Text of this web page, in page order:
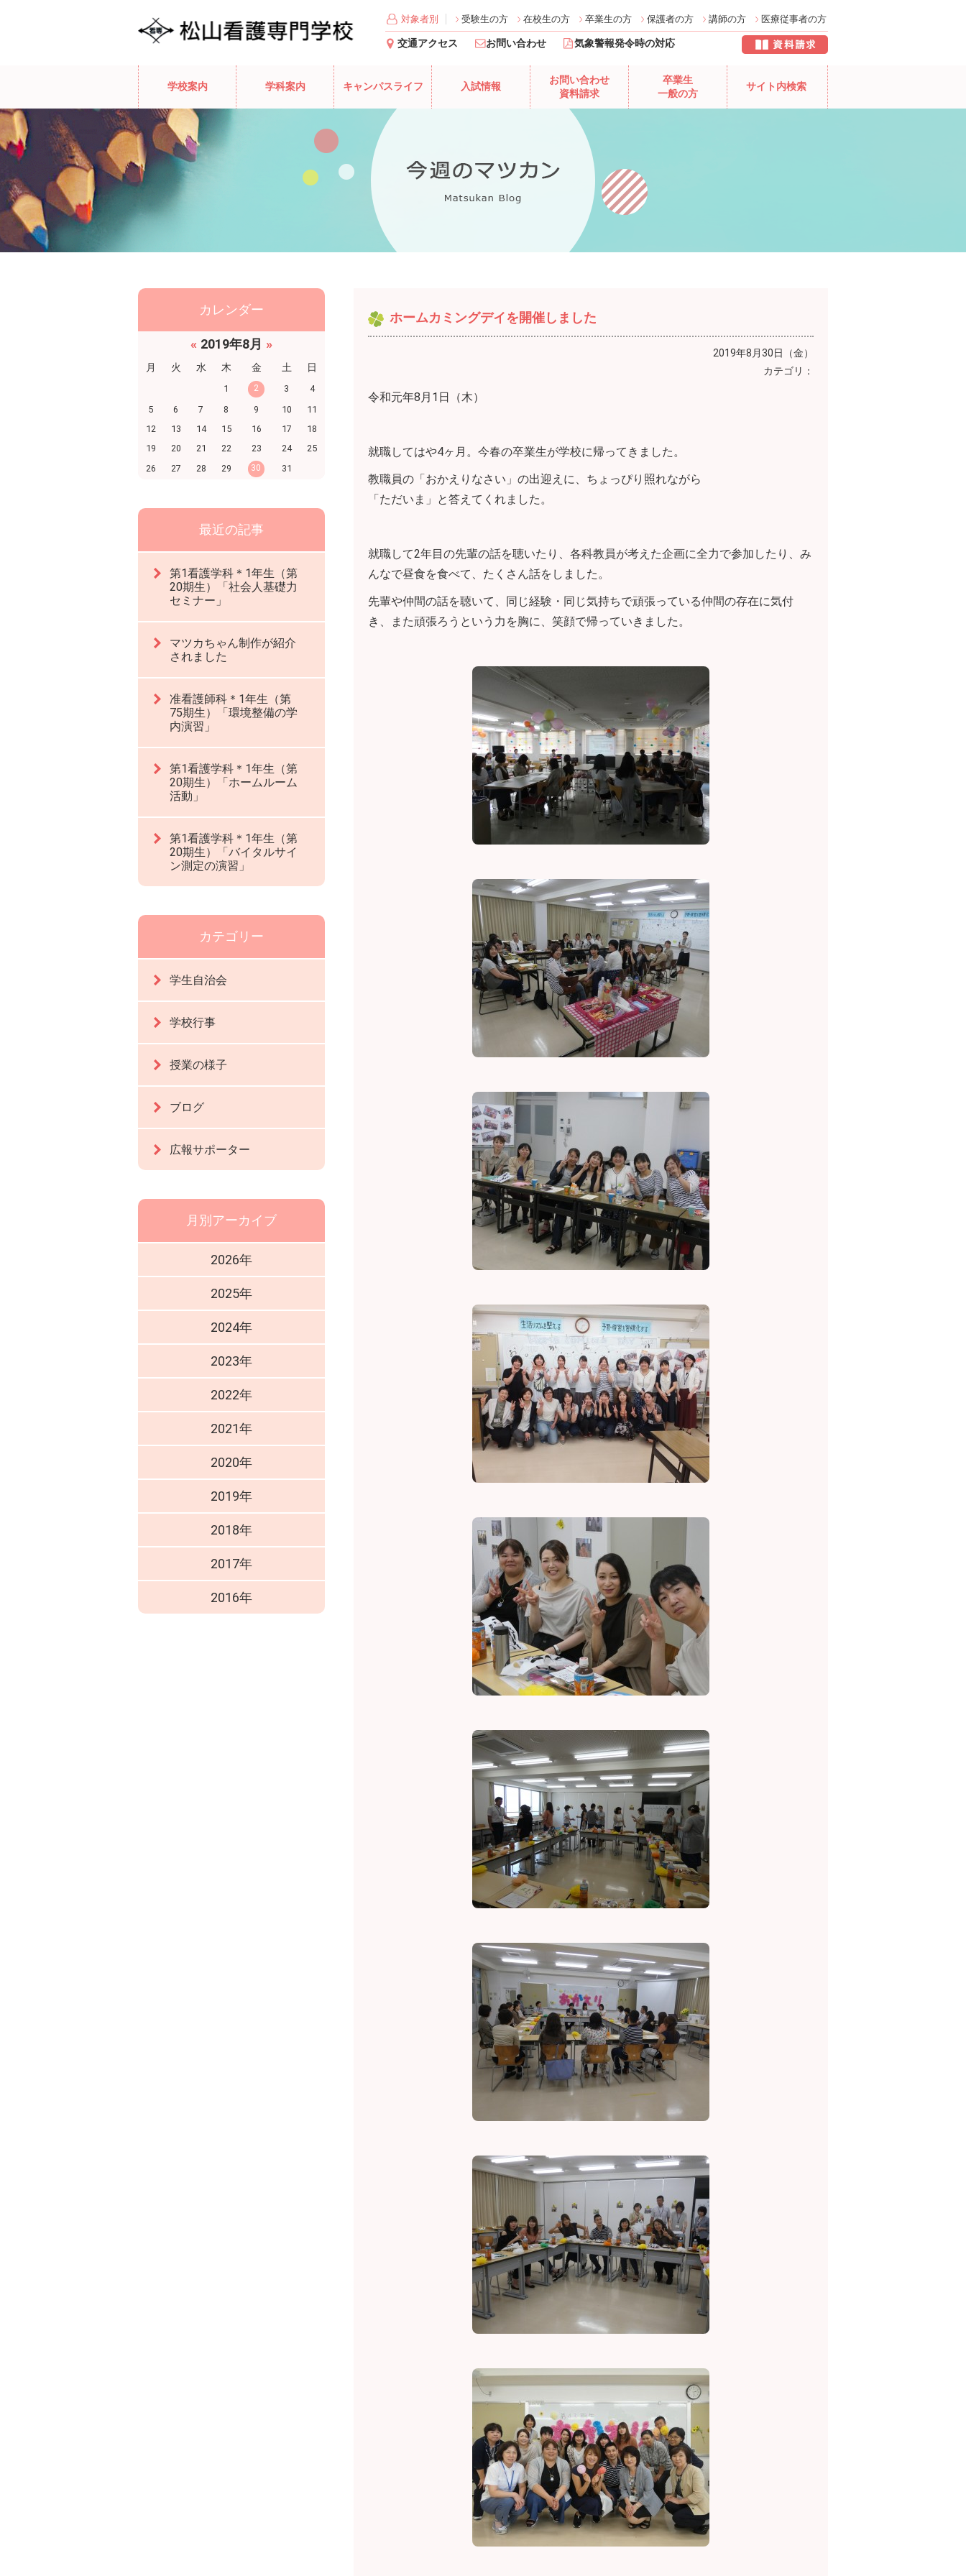
対象者別 受験生の方 在校生の方 卒業生の方 保護者の方 講師の方 医療従事者の方
交通アクセス お問い合わせ 気象警報発令時の対応
学校案内 学科案内 キャンパスライフ 入試情報
お問い合わせ
資料請求
卒業生
一般の方
サイト内検索
ホームカミングデイを開催しました
2019年8月30日（金）
カテゴリ：
令和元年8月1日（木）
就職してはや4ヶ月。今春の卒業生が学校に帰ってきました。
教職員の「おかえりなさい」の出迎えに、ちょっぴり照れながら
「ただいま」と答えてくれました。
就職して2年目の先輩の話を聴いたり、各科教員が考えた企画に全力で参加したり、み
んなで昼食を食べて、たくさん話をしました。
先輩や仲間の話を聴いて、同じ経験・同じ気持ちで頑張っている仲間の存在に気付
き、また頑張ろうという力を胸に、笑顔で帰っていきました。
カレンダー
« 2019年8月 »
月 火 水 木 金 土 日
1 2 3
4
5
6 7 8 9 10
11
12
13 14 15 16 17
18
19
20 21 22 23 24
25
26
27 28 29 30 31
最近の記事
第1看護学科＊1年生（第
20期生）「社会人基礎力
セミナー」
マツカちゃん制作が紹介
されました
准看護師科＊1年生（第
75期生）「環境整備の学
内演習」
第1看護学科＊1年生（第
20期生）「ホームルーム
活動」
第1看護学科＊1年生（第
20期生）「バイタルサイ
ン測定の演習」
カテゴリー
学生自治会
学校行事
授業の様子
ブログ
広報サポーター
月別アーカイブ
2026年
2025年
2024年
2023年
2022年
2021年
2020年
2019年
2018年
2017年
2016年